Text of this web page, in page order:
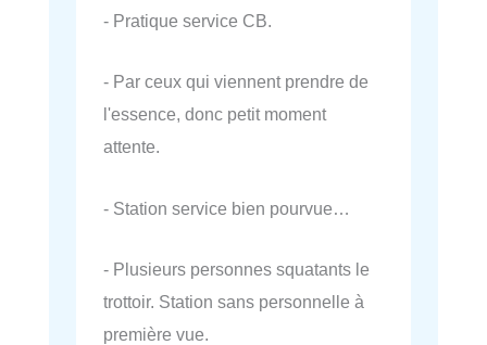
- Pratique service CB.
- Par ceux qui viennent prendre de
l'essence, donc petit moment
attente.
- Station service bien pourvue…
- Plusieurs personnes squatants le
trottoir. Station sans personnelle à
première vue.